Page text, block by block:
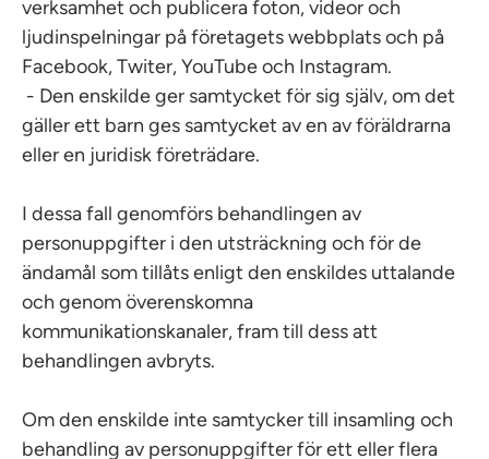
verksamhet och publicera foton, videor och
ljudinspelningar på företagets webbplats och på
Facebook, Twiter, YouTube och Instagram.
- Den enskilde ger samtycket för sig själv, om det
gäller ett barn ges samtycket av en av föräldrarna
eller en juridisk företrädare.
I dessa fall genomförs behandlingen av
personuppgifter i den utsträckning och för de
ändamål som tillåts enligt den enskildes uttalande
och genom överenskomna
kommunikationskanaler, fram till dess att
behandlingen avbryts.
Om den enskilde inte samtycker till insamling och
behandling av personuppgifter för ett eller flera